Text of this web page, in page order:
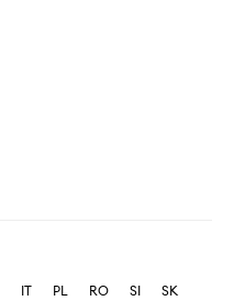
IT PL RO SI SK